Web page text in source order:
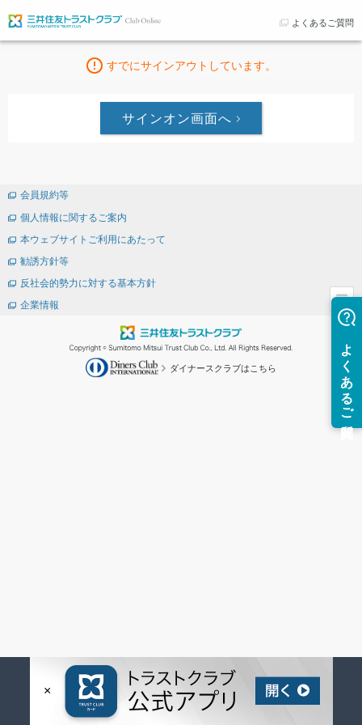
よくあるご質問
すでにサインアウトしています。
サインオン画面へ
会員規約等
個人情報に関するご案内
本ウェブサイトご利用にあたって
勧誘方針等
反社会的勢力に対する基本方針
企業情報
ダイナースクラブはこちら